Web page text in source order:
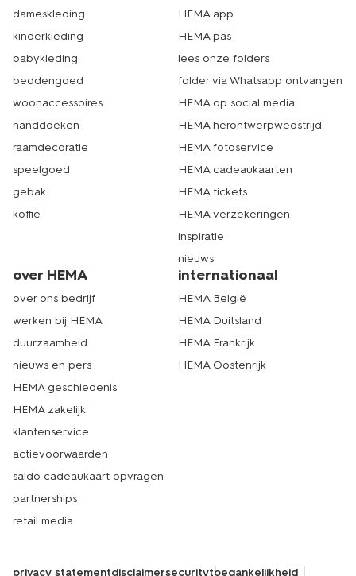
dameskleding
kinderkleding
babykleding
beddengoed
woonaccessoires
handdoeken
raamdecoratie
speelgoed
gebak
koffie
HEMA app
HEMA pas
lees onze folders
folder via Whatsapp ontvangen
HEMA op social media
HEMA herontwerpwedstrijd
HEMA fotoservice
HEMA cadeaukaarten
HEMA tickets
HEMA verzekeringen
inspiratie
nieuws
over HEMA
over ons bedrijf
werken bij HEMA
duurzaamheid
nieuws en pers
HEMA geschiedenis
HEMA zakelijk
klantenservice
actievoorwaarden
saldo cadeaukaart opvragen
partnerships
retail media
internationaal
HEMA België
HEMA Duitsland
HEMA Frankrijk
HEMA Oostenrijk
privacy statementdisclaimersecuritytoegankelijkheid